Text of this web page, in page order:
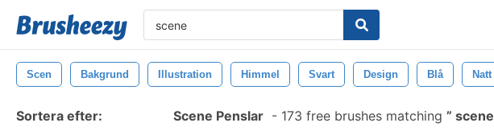
Scen Bakgrund Illustration Himmel Svart Design Blå Natt
Sortera efter: Scene Penslar - 173 free brushes matching scene